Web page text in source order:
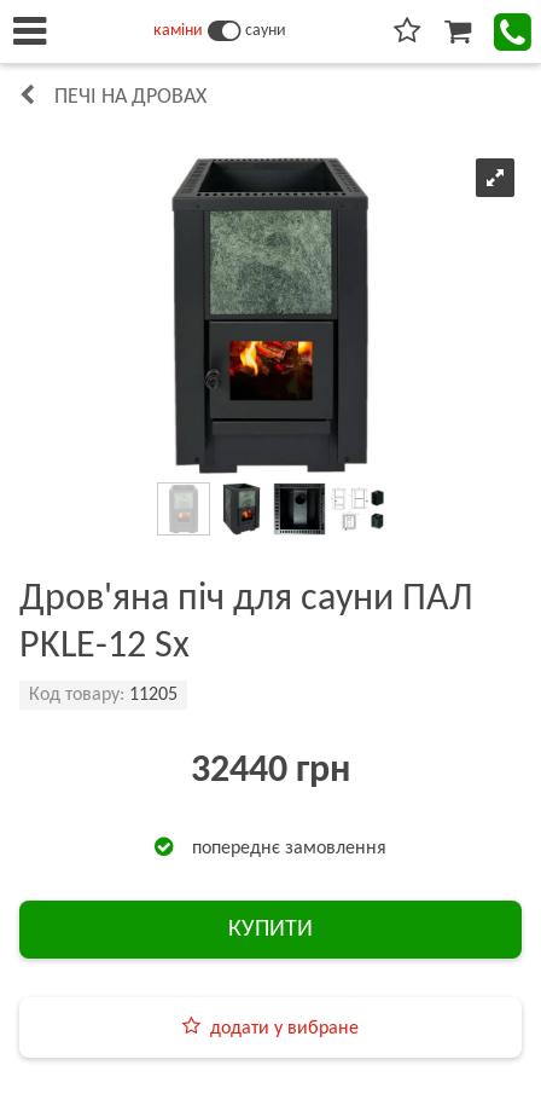
каміни сауни
ПЕЧІ НА ДРОВАХ
Дров'яна піч для сауни ПАЛ
PKLE-12 Sx
Код товару: 11205
32440 грн
попереднє замовлення
КУПИТИ
додати у вибране